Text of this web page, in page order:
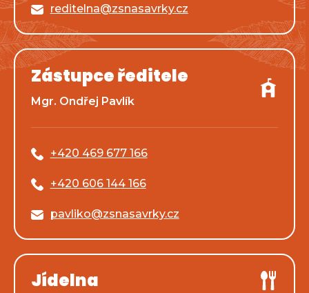
reditelna@zsnasavrky.cz
Zástupce ředitele
Mgr. Ondřej Pavlík
+420 469 677 166
+420 606 144 166
pavliko@zsnasavrky.cz
Jídelna